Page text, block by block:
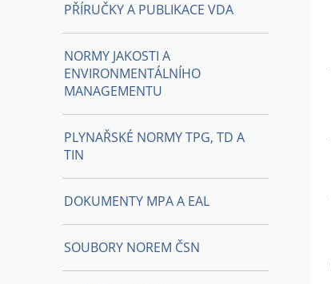
PŘÍRUČKY A PUBLIKACE VDA
NORMY JAKOSTI A
ENVIRONMENTÁLNÍHO
MANAGEMENTU
PLYNAŘSKÉ NORMY TPG, TD A
TIN
DOKUMENTY MPA A EAL
SOUBORY NOREM ČSN